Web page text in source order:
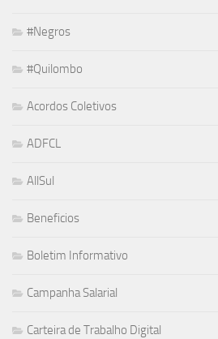
#Negros
#Quilombo
Acordos Coletivos
ADFCL
AllSul
Beneficios
Boletim Informativo
Campanha Salarial
Carteira de Trabalho Digital